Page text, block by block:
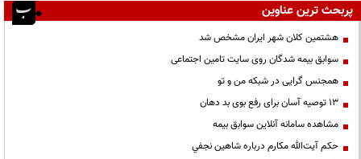
پربحث ترین عناوین
هشتمین کلان شهر ایران مشخص شد
سوابق بیمه شدگان روی سایت تامین اجتماعی
همجنس گرایی در شبکه من و تو
13 توصیه آسان برای رفع بوی بد دهان
مشاهده سامانه آنلاين سوابق بیمه
حكم آيت‌الله مكارم درباره شاهين نجفي